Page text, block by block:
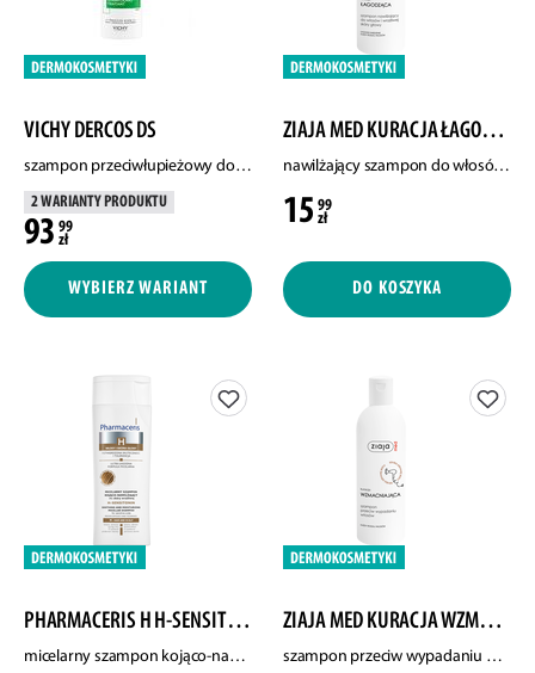
VICHY DERCOS DS
szampon przeciwłupieżowy do włosów suchych, 200 ml
2 WARIANTY PRODUKTU
93 99
zł
WYBIERZ WARIANT
ZIAJA MED KURACJA ŁAGODZĄCA
nawilżający szampon do włosów i wrażliwej skóry głowy, 300 ml
15 99
zł
DO KOSZYKA
PHARMACERIS H H-SENSITONIN
micelarny szampon kojąco-nawilżający do skóry wrażliwej, 250 ml
ZIAJA MED KURACJA WZMACNIAJĄCA
szampon przeciw wypadaniu włosów, 300 ml